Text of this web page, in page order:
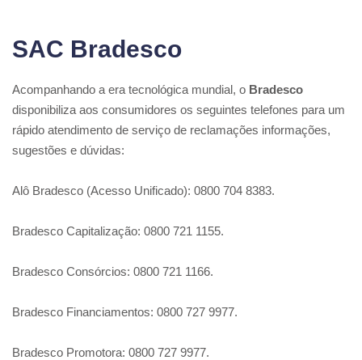
SAC Bradesco
Acompanhando a era tecnológica mundial, o Bradesco
disponibiliza aos consumidores os seguintes telefones para um
rápido atendimento de serviço de reclamações informações,
sugestões e dúvidas:
Alô Bradesco (Acesso Unificado): 0800 704 8383.
Bradesco Capitalização: 0800 721 1155.
Bradesco Consórcios: 0800 721 1166.
Bradesco Financiamentos: 0800 727 9977.
Bradesco Promotora: 0800 727 9977.